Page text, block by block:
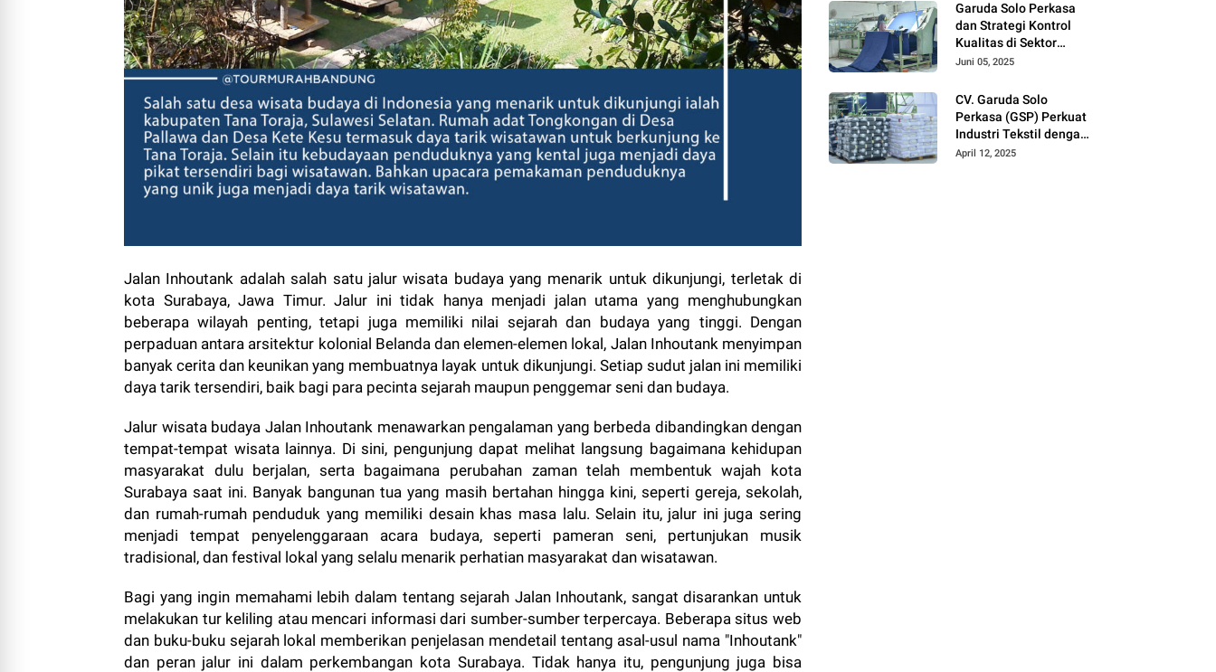
Jalan Inhoutank adalah salah satu jalur wisata budaya yang menarik untuk dikunjungi, terletak di
kota Surabaya, Jawa Timur. Jalur ini tidak hanya menjadi jalan utama yang menghubungkan
beberapa wilayah penting, tetapi juga memiliki nilai sejarah dan budaya yang tinggi. Dengan
perpaduan antara arsitektur kolonial Belanda dan elemen-elemen lokal, Jalan Inhoutank menyimpan
banyak cerita dan keunikan yang membuatnya layak untuk dikunjungi. Setiap sudut jalan ini memiliki
daya tarik tersendiri, baik bagi para pecinta sejarah maupun penggemar seni dan budaya.
Jalur wisata budaya Jalan Inhoutank menawarkan pengalaman yang berbeda dibandingkan dengan
tempat-tempat wisata lainnya. Di sini, pengunjung dapat melihat langsung bagaimana kehidupan
masyarakat dulu berjalan, serta bagaimana perubahan zaman telah membentuk wajah kota
Surabaya saat ini. Banyak bangunan tua yang masih bertahan hingga kini, seperti gereja, sekolah,
dan rumah-rumah penduduk yang memiliki desain khas masa lalu. Selain itu, jalur ini juga sering
menjadi tempat penyelenggaraan acara budaya, seperti pameran seni, pertunjukan musik
tradisional, dan festival lokal yang selalu menarik perhatian masyarakat dan wisatawan.
Bagi yang ingin memahami lebih dalam tentang sejarah Jalan Inhoutank, sangat disarankan untuk
melakukan tur keliling atau mencari informasi dari sumber-sumber terpercaya. Beberapa situs web
dan buku-buku sejarah lokal memberikan penjelasan mendetail tentang asal-usul nama "Inhoutank"
dan peran jalur ini dalam perkembangan kota Surabaya. Tidak hanya itu, pengunjung juga bisa
Garuda Solo Perkasa
dan Strategi Kontrol
Kualitas di Sektor
Tekstil
Juni 05, 2025
CV. Garuda Solo
Perkasa (GSP) Perkuat
Industri Tekstil dengan
Produksi Kain Greige
April 12, 2025